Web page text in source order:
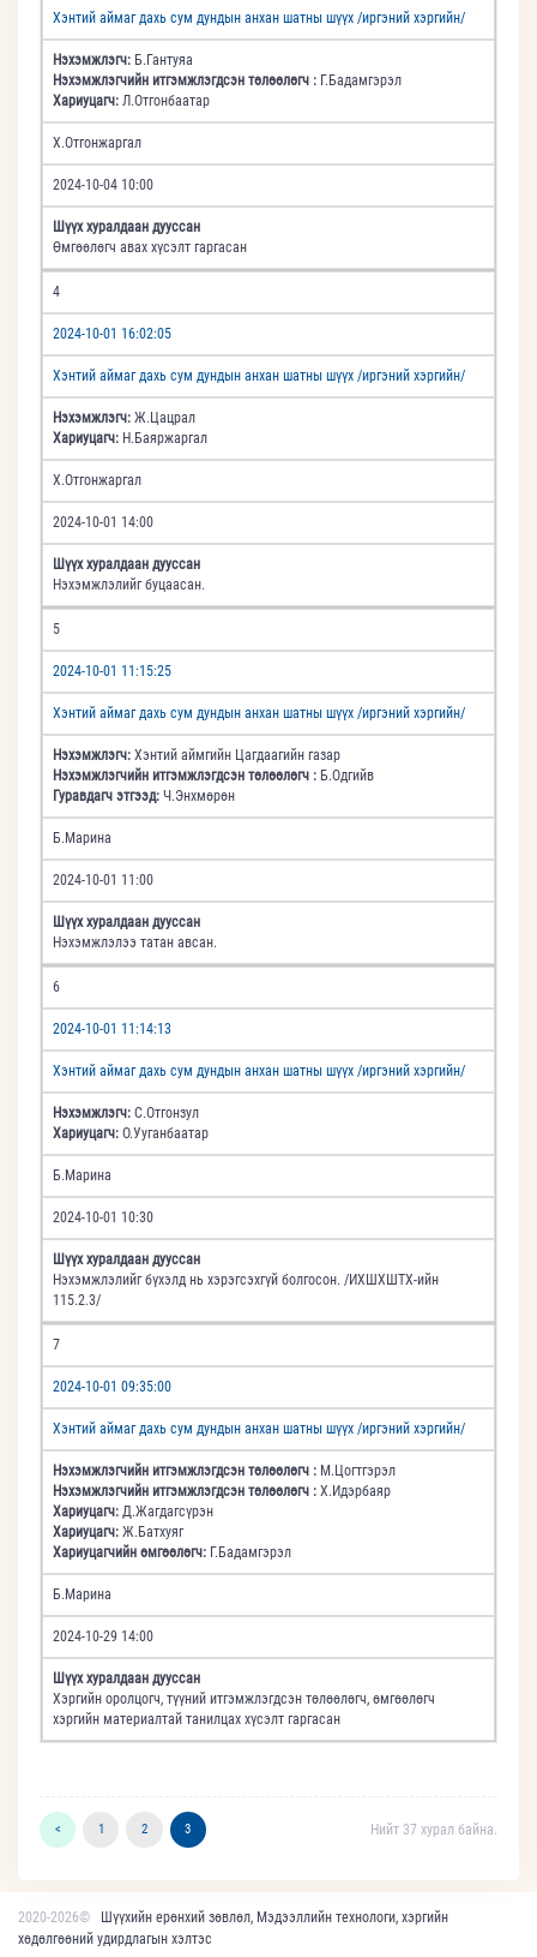
Хэнтий аймаг дахь сум дундын анхан шатны шүүх /иргэний хэргийн/
Нэхэмжлэгч: Б.Гантуяа
Нэхэмжлэгчийн итгэмжлэгдсэн төлөөлөгч : Г.Бадамгэрэл
Хариуцагч: Л.Отгонбаатар
Х.Отгонжаргал
2024-10-04 10:00
Шүүх хуралдаан дууссан
Өмгөөлөгч авах хүсэлт гаргасан
4
2024-10-01 16:02:05
Хэнтий аймаг дахь сум дундын анхан шатны шүүх /иргэний хэргийн/
Нэхэмжлэгч: Ж.Цацрал
Хариуцагч: Н.Баяржаргал
Х.Отгонжаргал
2024-10-01 14:00
Шүүх хуралдаан дууссан
Нэхэмжлэлийг буцаасан.
5
2024-10-01 11:15:25
Хэнтий аймаг дахь сум дундын анхан шатны шүүх /иргэний хэргийн/
Нэхэмжлэгч: Хэнтий аймгийн Цагдаагийн газар
Нэхэмжлэгчийн итгэмжлэгдсэн төлөөлөгч : Б.Одгийв
Гуравдагч этгээд: Ч.Энхмөрөн
Б.Марина
2024-10-01 11:00
Шүүх хуралдаан дууссан
Нэхэмжлэлээ татан авсан.
6
2024-10-01 11:14:13
Хэнтий аймаг дахь сум дундын анхан шатны шүүх /иргэний хэргийн/
Нэхэмжлэгч: С.Отгонзул
Хариуцагч: О.Ууганбаатар
Б.Марина
2024-10-01 10:30
Шүүх хуралдаан дууссан
Нэхэмжлэлийг бүхэлд нь хэрэгсэхгүй болгосон. /ИХШХШТХ-ийн
115.2.3/
7
2024-10-01 09:35:00
Хэнтий аймаг дахь сум дундын анхан шатны шүүх /иргэний хэргийн/
Нэхэмжлэгчийн итгэмжлэгдсэн төлөөлөгч : М.Цогтгэрэл
Нэхэмжлэгчийн итгэмжлэгдсэн төлөөлөгч : Х.Идэрбаяр
Хариуцагч: Д.Жагдагсүрэн
Хариуцагч: Ж.Батхуяг
Хариуцагчийн өмгөөлөгч: Г.Бадамгэрэл
Б.Марина
2024-10-29 14:00
Шүүх хуралдаан дууссан
Хэргийн оролцогч, түүний итгэмжлэгдсэн төлөөлөгч, өмгөөлөгч
хэргийн материалтай танилцах хүсэлт гаргасан
< 1 2 3 Нийт 37 хурал байна.
2020-2026©
Шүүхийн ерөнхий зөвлөл, Мэдээллийн технологи, хэргийн
хөдөлгөөний удирдлагын хэлтэс